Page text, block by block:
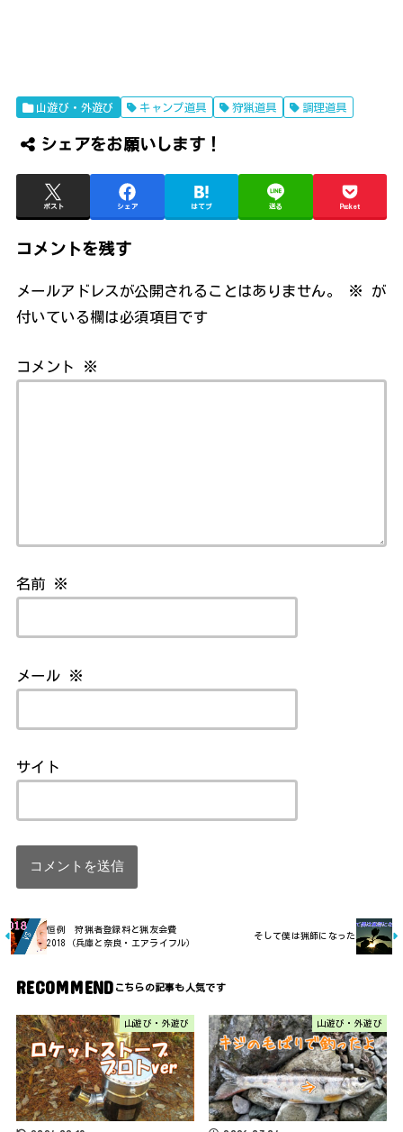
山遊び・外遊び キャンプ道具 狩猟道具 調理道具
シェアをお願いします！
ポスト シェア はてブ 送る Pocket
コメントを残す
メールアドレスが公開されることはありません。 ※
が
付いている欄は必須項目です
コメント ※
名前 ※
メール ※
サイト
恒例 狩猟者登録料と猟友会費
2018（兵庫と奈良・エアライフル）
そして僕は猟師になった
RECOMMEND
山遊び・外遊び 山遊び・外遊び